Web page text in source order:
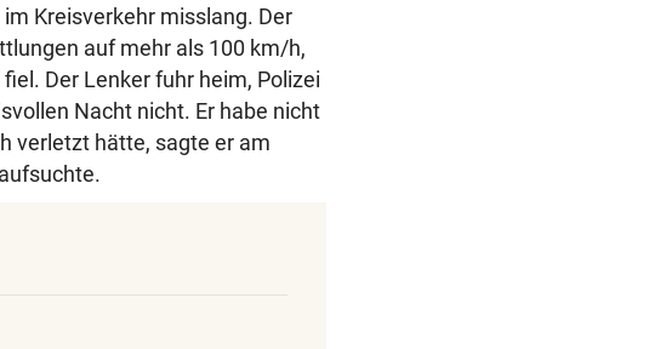
Kreisverkehr misslang. Der
auf mehr als 100 km/h,
Der Lenker fuhr heim, Polizei
Nacht nicht. Er habe nicht
verletzt hätte, sagte er am